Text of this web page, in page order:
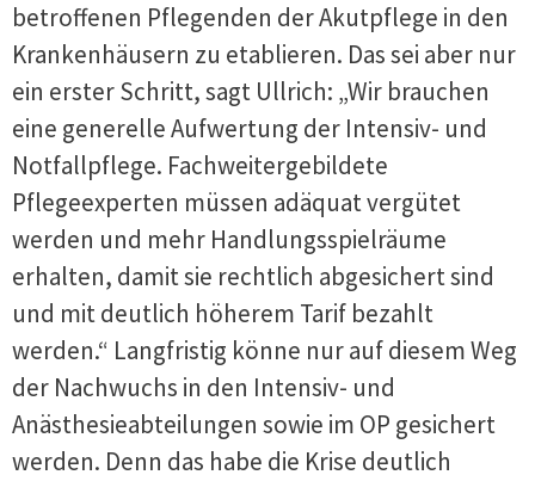
betroffenen Pflegenden der Akutpflege in den
Krankenhäusern zu etablieren. Das sei aber nur
ein erster Schritt, sagt Ullrich: „Wir brauchen
eine generelle Aufwertung der Intensiv- und
Notfallpflege. Fachweitergebildete
Pflegeexperten müssen adäquat vergütet
werden und mehr Handlungsspielräume
erhalten, damit sie rechtlich abgesichert sind
und mit deutlich höherem Tarif bezahlt
werden.“ Langfristig könne nur auf diesem Weg
der Nachwuchs in den Intensiv- und
Anästhesieabteilungen sowie im OP gesichert
werden. Denn das habe die Krise deutlich